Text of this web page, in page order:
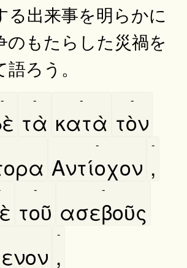
る出来事を明らかに
のもたらした災禍を
ろう。
-
τὰ
-
κατὰ
-
τὸν
-
Αντίοχον
-
,
-
τοῦ
-
ασεβοῦς
-
,
-